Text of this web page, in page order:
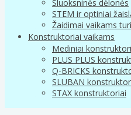
Sluoksninės dėlonės
STEM ir optiniai
Žaidimai vaikams
Konstruktoriai vaikams
Mediniai
PLUS PLUS
Q-BRICKS
SLUBAN
STAX konstruktoriai